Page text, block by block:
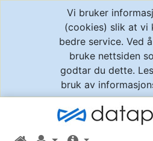
Vi bruker
(cookies) slik at vi
bedre service. Ved
bruke nettsiden
godtar du dette.
bruk av